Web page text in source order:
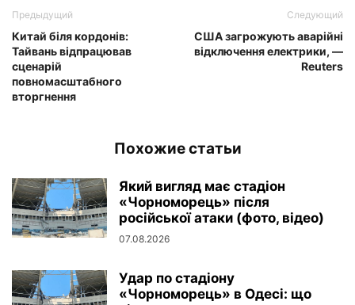
Предыдущий
Китай біля кордонів:
Тайвань відпрацював
сценарій
повномасштабного
вторгнення
Следующий
США загрожують аварійні
відключення електрики, —
Reuters
Похожие статьи
Який вигляд має стадіон
«Чорноморець» після
російської атаки (фото, відео)
07.08.2026
Удар по стадіону
«Чорноморець» в Одесі: що